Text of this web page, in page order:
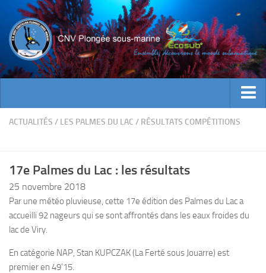
ACTUALITES
INFOS CNV
Bienvenue
Contacts
Documents utiles
Historique
ACTUALITÉS / LES PALMES DU LAC / RÉSULTATS COMPÉTITIONS
17e Palmes du Lac : les résultats
25 novembre 2018
Par une météo pluvieuse, cette 17e édition des Palmes du Lac a
accueilli 92 nageurs qui se sont affrontés dans les eaux froides du
lac de Viry.
En catégorie NAP, Stan KUPCZAK (La Ferté sous Jouarre) est
premier en 49’15.